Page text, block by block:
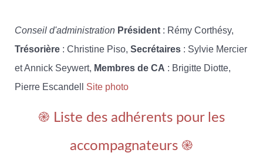
Conseil d'administration Président : Rémy Corthésy,
Trésorière : Christine Piso, Secrétaires : Sylvie Mercier
et Annick Seywert, Membres de CA : Brigitte Diotte,
Pierre Escandell Site photo
֎ Liste des adhérents pour les
accompagnateurs ֎